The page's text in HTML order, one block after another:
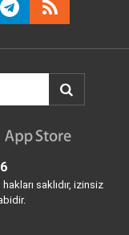
saklıdır, izinsiz